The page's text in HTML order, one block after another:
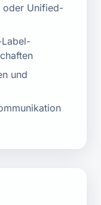
oder Unified-
Label-
und